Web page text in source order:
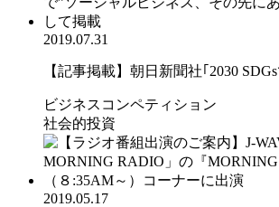
2019.07.31
【記事掲載】朝日新聞社｢2030
ビジネスコンペティション
社会的投資
2019.05.17